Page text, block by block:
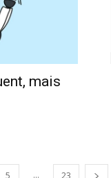
mais
...